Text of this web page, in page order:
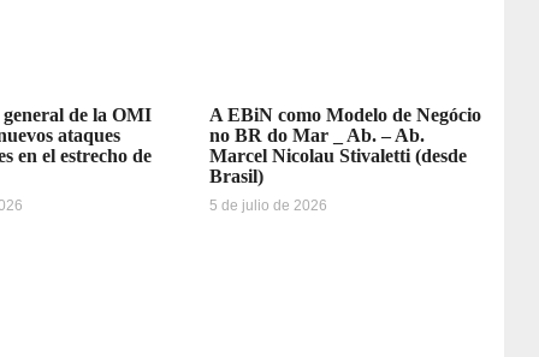
de la OMI
ataques
en el estrecho de
A EBiN como Modelo de Negócio
no BR do Mar _ Ab. – Ab.
Marcel Nicolau Stivaletti (desde
Brasil)
5 de julio de 2026